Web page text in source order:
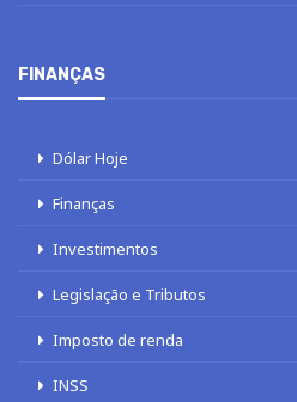
FINANÇAS
Dólar Hoje
Finanças
Investimentos
Legislação e Tributos
Imposto de renda
INSS